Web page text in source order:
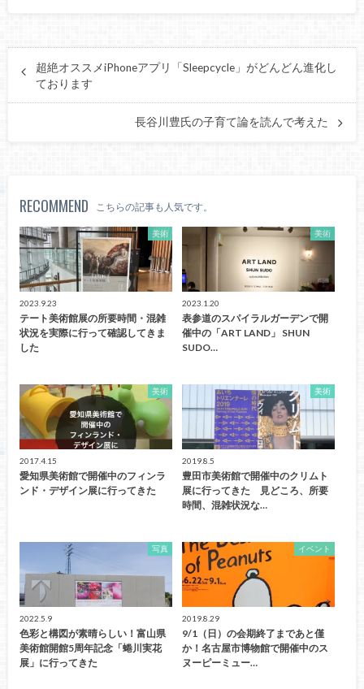
超絶オススメiPhoneアプリ「Sleepcycle」がどんどん進化し
ております
長谷川豊氏の子育て論を読んで考えた
RECOMMEND こちらの記事も人気です。
美術
2023.9.23
テート美術館展の所要時間・混雑
状況を実際に行って確認してきま
した
美術
2023.1.20
表参道のスパイラルガーデンで開
催中の「ART LAND」 SHUN
SUDO…
美術
2017.4.15
愛知県美術館で開催中のフィンラ
ンド・デザイン展に行ってきた
美術
2019.8.5
豊田市美術館で開催中のクリムト
展に行ってきた 見どころ、所要
時間、混雑状況な…
写真
2022.5.9
色彩と構図が素晴らしい！富山県
美術館開館5周年記念「蜷川実花
展」に行ってきた
イベント
2019.8.29
9/1（日）の会期終了まであと僅
か！名古屋市博物館で開催中のス
ヌーピーミュー…